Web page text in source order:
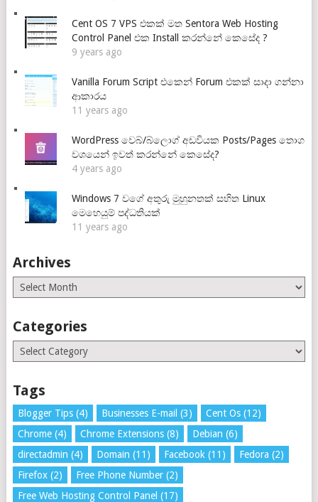
Cent OS 7 VPS එකක් මත Sentora Web Hosting
Control Panel එක Install කරන්නේ කෙසේද ?
9 years ago
Vanilla Forum Script එකෙන් Forum එකක් සාදා ගන්නා
ආකාරය
11 years ago
WordPress වෙබ්/බ්ලොග් අඩවියක Posts/Pages තොග
වශයෙන් ඉවත් කරන්නේ කෙසේද?
4 years ago
Windows 7 වගේ අතුරු මුහුනතක් සහිත Linux
මෙහෙයුම් පද්ධතියක්
11 years ago
Archives
Archives
Categories
Categories
Tags
Blogger Tips(4) Businesses E-mail (3) Cent Os(12)
Chrome(4) Chrome Extensions(8) Debian (6)
directadmin (4) Domain (11) Facebook (11) Fedora (2)
Firefox(2) Free Phone Number(2)
Free Web Hosting Control Panel (17)